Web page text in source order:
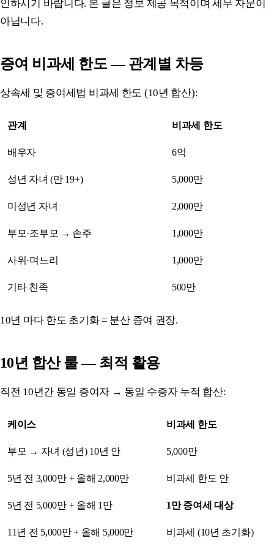
인하시기 바랍니다. 본 글은 정보 제공 목적이며 세무 자문이
아닙니다.
증여 비과세 한도 — 관계별 차등
상속세 및 증여세법 비과세 한도 (10년 합산):
관계 비과세 한도
배우자 6억
성년 자녀 (만 19+) 5,000만
미성년 자녀 2,000만
부모·조부모 → 손주 1,000만
사위·며느리 1,000만
기타 친족 500만
10년 마다 한도 초기화 = 분산 증여 권장.
10년 합산 룰 — 최적 활용
직전 10년간 동일 증여자 → 동일 수증자 누적 합산:
케이스 비과세 한도
부모 → 자녀 (성년) 10년 안 5,000만
5년 전 3,000만 + 올해 2,000만 비과세 한도 안
5년 전 5,000만 + 올해 1만 1만 증여세 대상
11년 전 5,000만 + 올해 5,000만 비과세 (10년 초기화)